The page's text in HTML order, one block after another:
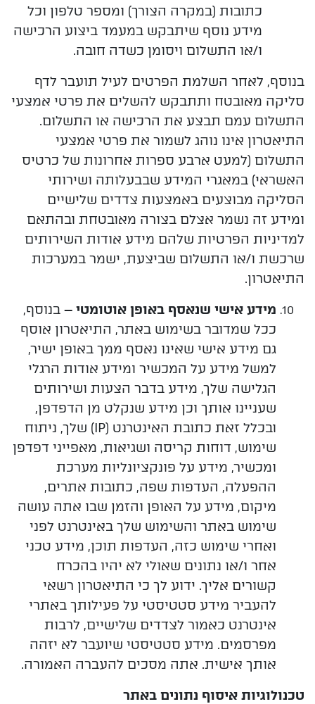
כתובות (במקרה הצורך) ומספר טלפון וכל
מידע נוסף שיתבקש במעמד ביצוע הרכישה
ו/או התשלום ויסומן כשדה חובה.
בנוסף, לאחר השלמת הפרטים לעיל תועבר לדף
סליקה מאובטח ותתבקש להשלים את פרטי אמצעי
התשלום עמם תבצע את הרכישה או התשלום.
התיאטרון אינו נוהג לשמור את פרטי אמצעי
התשלום (למעט ארבע ספרות אחרונות של כרטיס
האשראי) במאגרי המידע שבבעלותה ושירותי
הסליקה מבוצעים באמצעות צדדים שלישיים
ומידע זה נשמר אצלם בצורה מאובטחת ובהתאם
למדיניות הפרטיות שלהם מידע אודות השירותים
שרכשת ו/או התשלום שביצעת, ישמר במערכות
התיאטרון.
מידע אישי שנאסף באופן אוטומטי – בנוסף,
ככל שמדובר בשימוש באתר, התיאטרון אוסף
גם מידע אישי שאינו נאסף ממך באופן ישיר,
למשל מידע על המכשיר ומידע אודות הרגלי
הגלישה שלך, מידע בדבר הצעות ושירותים
שעניינו אותך וכן מידע שנקלט מן הדפדפן,
ובכלל זאת כתובת האינטרנט (IP) שלך,
ניתוח
שימוש, דוחות קריסה ושגיאות, מאפייני דפדפן
ומכשיר, מידע על פונקציונליות מערכת
ההפעלה, העדפות שפה, כתובות אתרים,
מיקום, מידע על האופן והזמן שבו אתה עושה
שימוש באתר והשימוש שלך באינטרנט לפני
ואחרי שימוש כזה, העדפות תוכן, מידע טכני
אחר ו/או נתונים שאולי לא יהיו בהכרח
קשורים אליך. ידוע לך כי התיאטרון רשאי
להעביר מידע סטטיסטי על פעילותך באתרי
אינטרנט כאמור לצדדים שלישיים, לרבות
מפרסמים. מידע סטטיסטי שיועבר לא יזהה
אותך אישית. אתה מסכים להעברה האמורה.
טכנולוגיות איסוף נתונים באתר